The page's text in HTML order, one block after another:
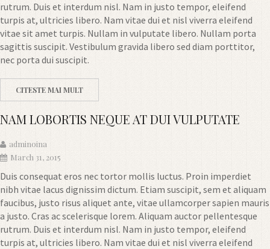
rutrum. Duis et interdum nisl. Nam in justo tempor, eleifend
turpis at, ultricies libero. Nam vitae dui et nisl viverra eleifend
vitae sit amet turpis. Nullam in vulputate libero. Nullam porta
sagittis suscipit. Vestibulum gravida libero sed diam porttitor,
nec porta dui suscipit.
CITESTE MAI MULT
NAM LOBORTIS NEQUE AT DUI VULPUTATE
adminoina
March 31, 2015
Duis consequat eros nec tortor mollis luctus. Proin imperdiet
nibh vitae lacus dignissim dictum. Etiam suscipit, sem et aliquam
faucibus, justo risus aliquet ante, vitae ullamcorper sapien mauris
a justo. Cras ac scelerisque lorem. Aliquam auctor pellentesque
rutrum. Duis et interdum nisl. Nam in justo tempor, eleifend
turpis at, ultricies libero. Nam vitae dui et nisl viverra eleifend